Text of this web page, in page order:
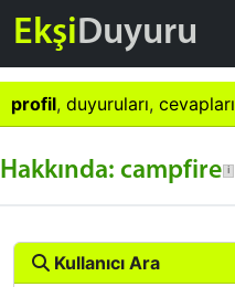
EkşiDuyuru
profil, duyuruları, cevapları
Hakkında: campfire
Kullanıcı Ara